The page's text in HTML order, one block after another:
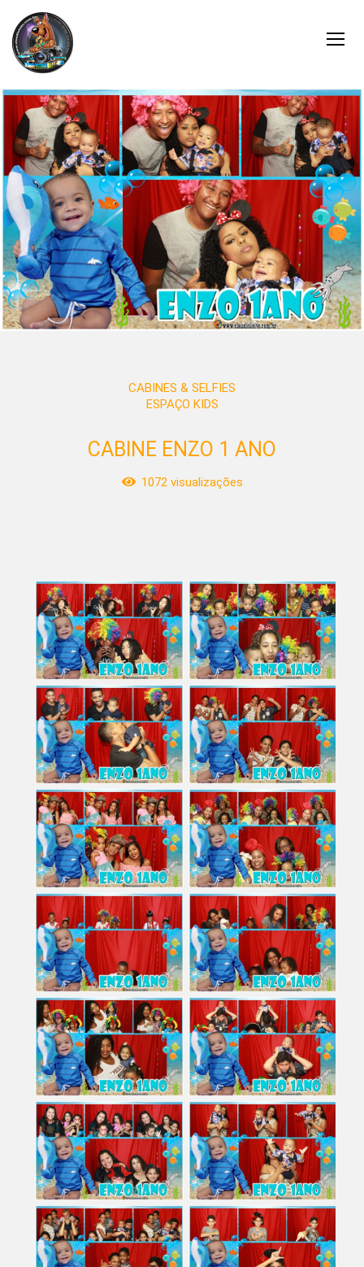
CABINES & SELFIES
ESPAÇO KIDS
CABINE ENZO 1 ANO
1072visualizações